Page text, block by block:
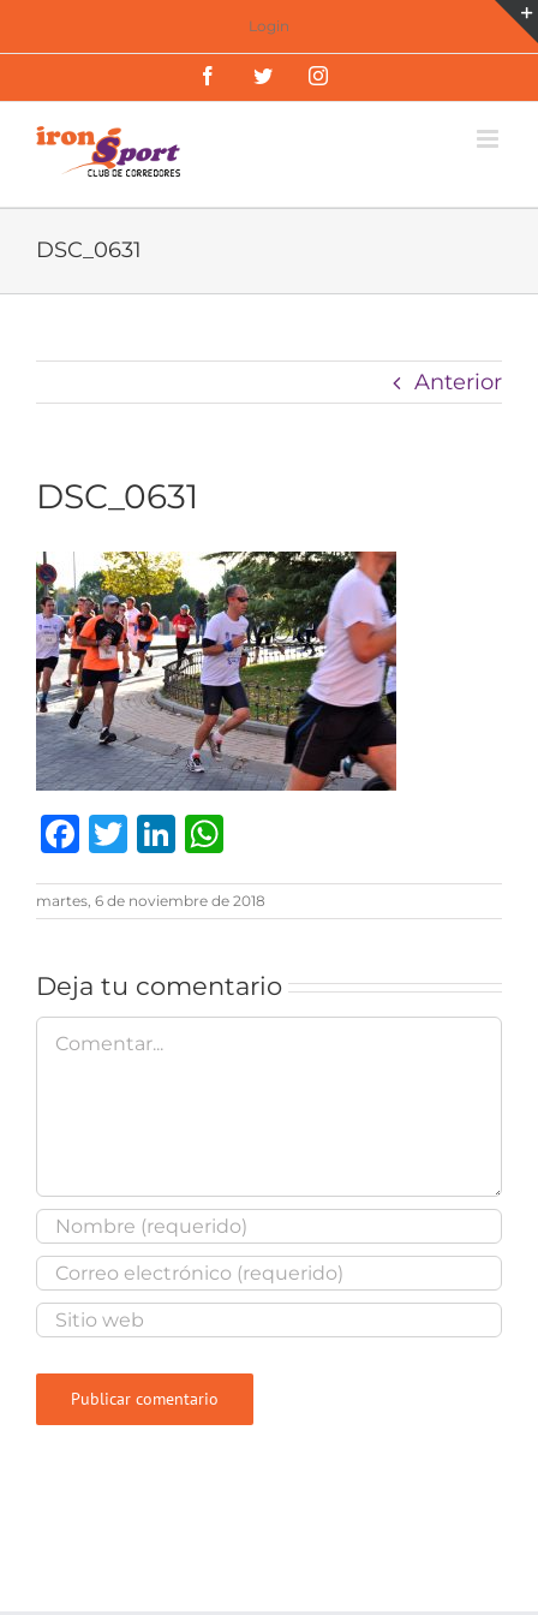
al
Login
FacebookTwitterInstagram
DSC_0631
Anterior
DSC_0631
Facebook
TwitterLinkedIn
martes, 6 de noviembre de 2018
Deja tu comentario
Comentar